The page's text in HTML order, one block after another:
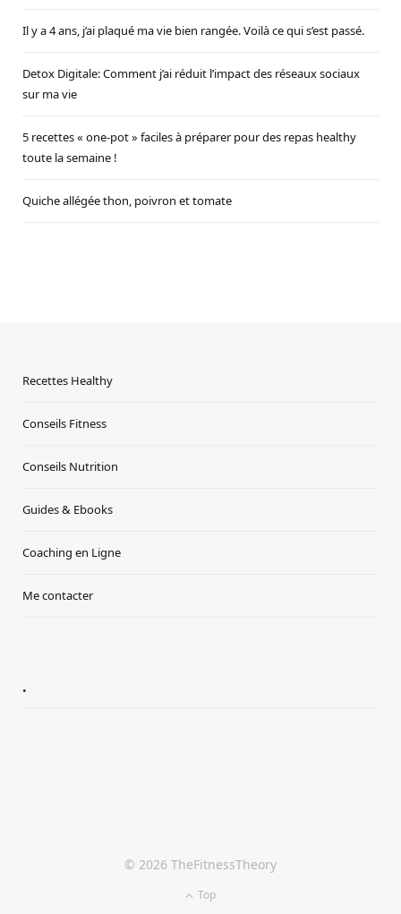
Il y a 4 ans, j’ai plaqué ma vie bien rangée. Voilà ce qui s’est passé.
Detox Digitale: Comment j’ai réduit l’impact des réseaux sociaux
sur ma vie
5 recettes « one-pot » faciles à préparer pour des repas healthy
toute la semaine !
Quiche allégée thon, poivron et tomate
Recettes Healthy
Conseils Fitness
Conseils Nutrition
Guides & Ebooks
Coaching en Ligne
Me contacter
.
© 2026 TheFitnessTheory
Top